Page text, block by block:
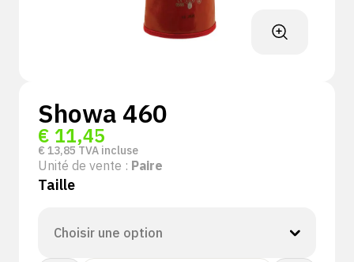
Showa 460
€ 11,45
€ 13,85 TVA incluse
Unité de vente : Paire
Taille